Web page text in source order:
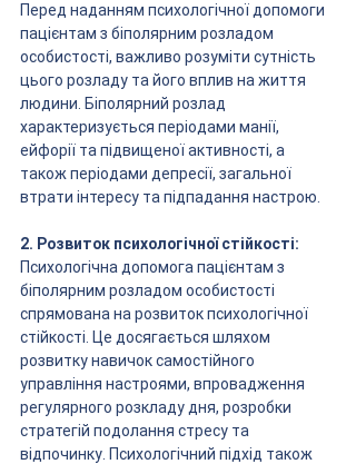
Перед наданням психологічної допомоги
пацієнтам з біполярним розладом
особистості, важливо розуміти сутність
цього розладу та його вплив на життя
людини. Біполярний розлад
характеризується періодами манії,
ейфорії та підвищеної активності, а
також періодами депресії, загальної
втрати інтересу та підпадання настрою.
2. Розвиток психологічної стійкості:
Психологічна допомога пацієнтам з
біполярним розладом особистості
спрямована на розвиток психологічної
стійкості. Це досягається шляхом
розвитку навичок самостійного
управління настроями, впровадження
регулярного розкладу дня, розробки
стратегій подолання стресу та
відпочинку. Психологічний підхід також